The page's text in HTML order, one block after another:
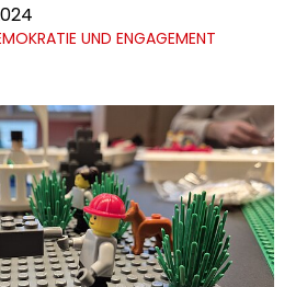
UND ENGAGEMENT